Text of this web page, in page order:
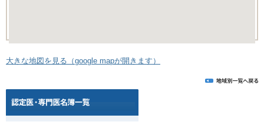
大きな地図を見る（google mapが開きます）